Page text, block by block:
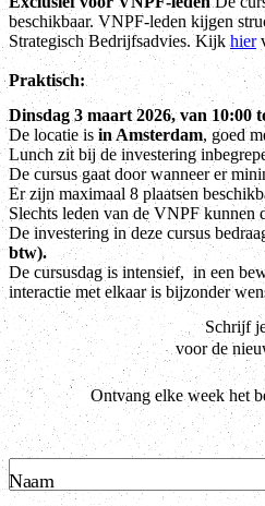
beschikbaar. VNPF-leden kijgen
Strategisch Bedrijfsadvies. Kijkhier
Praktisch:
Dinsdag 3 maart 2026, van 10:00
De locatie isin Amsterdam, goed
Lunch zit bij de investering
De cursus gaat door wanneer er
Er zijn maximaal 8 plaatsen
Slechts leden van de VNPF kunnen
De investering in deze cursus
btw).
De cursusdag is intensief, in een
interactie met elkaar is bijzonder
Schrijf
voor de
Ontvang elke week het
Naam